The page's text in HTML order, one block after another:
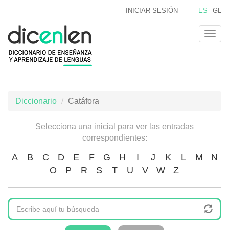
contenido
principal
ES GL
INICIAR SESIÓN
Diccionario Catáfora
Selecciona una inicial para ver las entradas
correspondientes:
A B C D E F G H I J K L M
N
O
P R S T U V W Z